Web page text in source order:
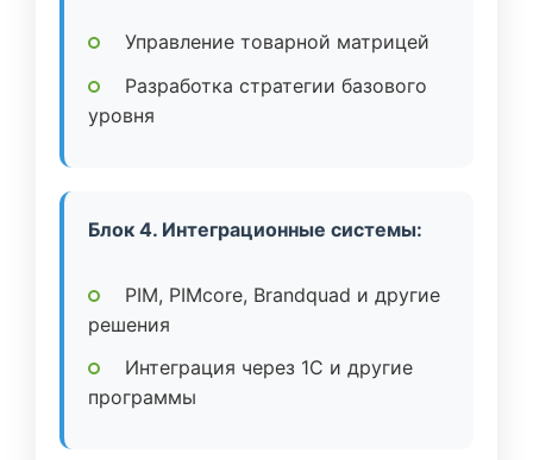
Управление товарной матрицей
Разработка стратегии базового
уровня
Блок 4. Интеграционные системы:
PIM, PIMcore, Brandquad и другие
решения
Интеграция через 1C и другие
программы